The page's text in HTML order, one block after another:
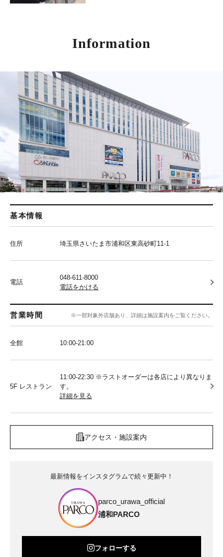
Information
基本情報
住所 埼玉県さいたま市浦和区東高砂町11-1
電話
048-611-8000
電話をかける
営業時間 ※一部対象外店舗あり、詳細は施設案内をご覧ください。
全館 10:00‐21:00
5F レストラン
11:00-22:30 ※ラストオーダーは各店により異なりま
す。
詳細を見る
アクセス・施設案内
最新情報をインスタグラムで続々更新中！
parco_urawa_official
浦和PARCO
フォローする